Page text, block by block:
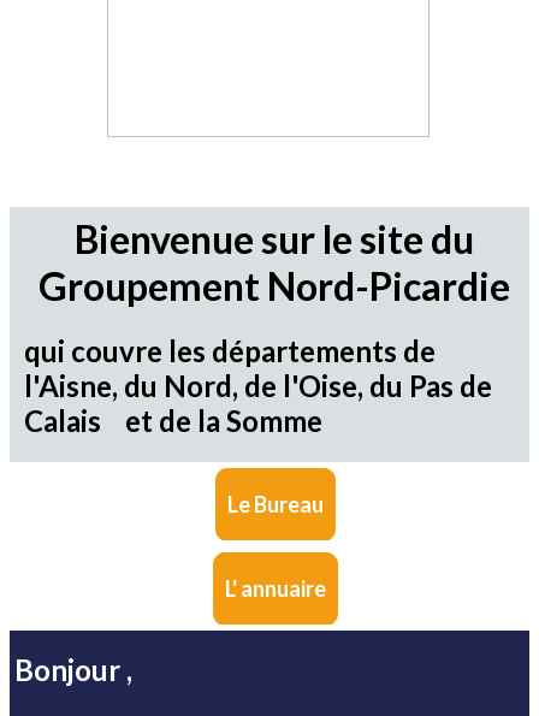
Bienvenue sur le site du
Groupement Nord-Picardie
qui couvre les départements de
l'Aisne, du Nord, de l'Oise, du Pas de
Calais et de la Somme
Le Bureau
L' annuaire
Bonjour ,